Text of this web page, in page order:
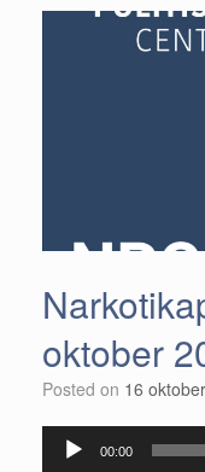
oktober
Posted on 16
Ljudspelare
00:00